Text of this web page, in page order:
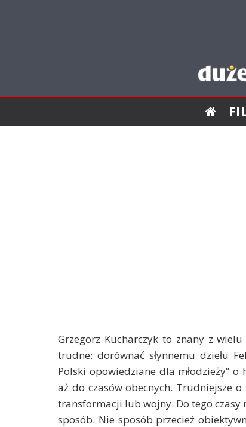
Grzegorz Kucharczyk to znany z
trudne: dorównać słynnemu dziełu
Polski opowiedziane dla młodzieży”
aż do czasów obecnych. Trudniejsze
transformacji lub wojny. Do tego czasy
sposób. Nie sposób przecież